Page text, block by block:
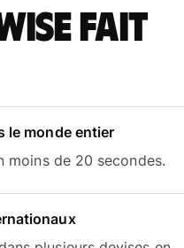
fait
le monde entier
moins de 20 secondes.